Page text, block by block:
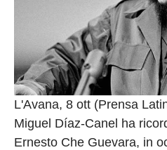
L'Avana, 8 ott (Prensa
Miguel Díaz-Canel ha
Ernesto Che Guevara, in